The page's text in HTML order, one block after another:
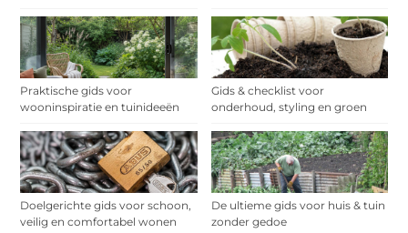
Praktische gids voor
wooninspiratie en tuinideeën
Gids & checklist voor
onderhoud, styling en groen
Doelgerichte gids voor schoon,
veilig en comfortabel wonen
De ultieme gids voor huis & tuin
zonder gedoe